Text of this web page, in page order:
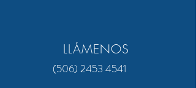
LLÁMENOS
(506) 2453 4541